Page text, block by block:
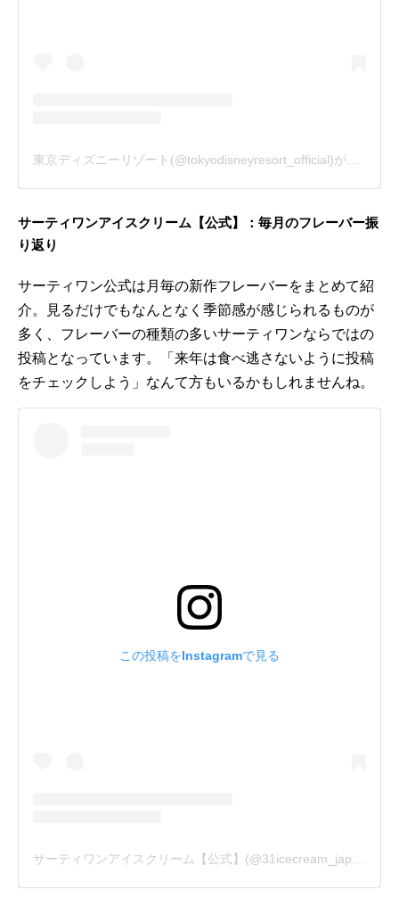
サーティワンアイスクリーム【公式】：毎月のフレーバー振
り返り
サーティワン公式は月毎の新作フレーバーをまとめて紹
介。見るだけでもなんとなく季節感が感じられるものが
多く、フレーバーの種類の多いサーティワンならではの
投稿となっています。「来年は食べ逃さないように投稿
をチェックしよう」なんて方もいるかもしれませんね。
この投稿をInstagramで見る